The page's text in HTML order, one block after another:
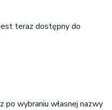
teraz dostępny do
po wybraniu własnej nazwy